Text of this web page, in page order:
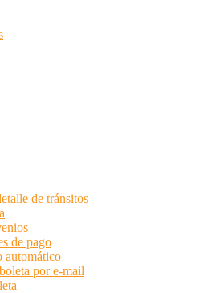
de tránsitos
de pago
automático
por e-mail